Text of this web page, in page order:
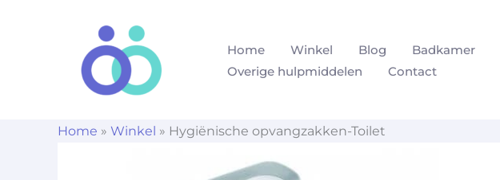
Home Winkel Blog Badkamer
Overige hulpmiddelen
Contact
Home » Winkel » Hygiënische opvangzakken-Toilet